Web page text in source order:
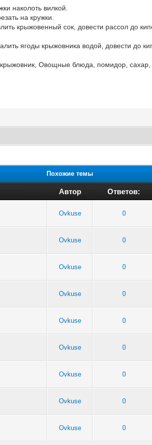
наколоть вилкой.
на кружки.
крыжовенный сок, довести рассол до
ягоды крыжовника водой, довести до
крыжовник, Овощные блюда, помидор, сахар,
Похожие темы
Автор Ответов:
Ovkuse 0
Ovkuse 0
Ovkuse 0
Ovkuse 0
Ovkuse 0
Ovkuse 0
Ovkuse 0
Ovkuse 0
Ovkuse 0